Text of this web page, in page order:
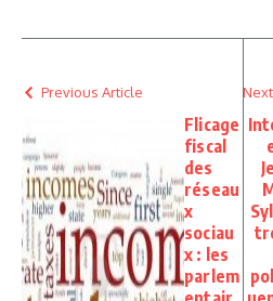
Previous Article
Flicage
fiscal
des
réseau
x
sociau
x : les
parlem